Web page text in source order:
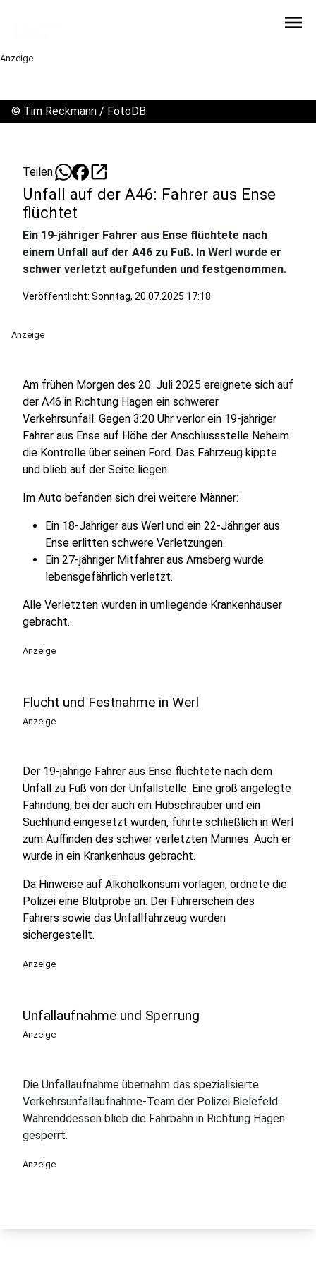
menu
Anzeige
© Tim Reckmann / FotoDB
Teilen: open_in_new
Unfall auf der A46: Fahrer aus Ense
flüchtet
Ein 19-jähriger Fahrer aus Ense flüchtete nach
einem Unfall auf der A46 zu Fuß. In Werl wurde er
schwer verletzt aufgefunden und festgenommen.
Veröffentlicht: Sonntag, 20.07.2025 17:18
Anzeige
Am frühen Morgen des 20. Juli 2025 ereignete sich auf
der A46 in Richtung Hagen ein schwerer
Verkehrsunfall. Gegen 3:20 Uhr verlor ein 19-jähriger
Fahrer aus Ense auf Höhe der Anschlussstelle Neheim
die Kontrolle über seinen Ford. Das Fahrzeug kippte
und blieb auf der Seite liegen.
Im Auto befanden sich drei weitere Männer:
Ein 18-Jähriger aus Werl und ein 22-Jähriger aus
Ense erlitten schwere Verletzungen.
Ein 27-jähriger Mitfahrer aus Arnsberg wurde
lebensgefährlich verletzt.
Alle Verletzten wurden in umliegende Krankenhäuser
gebracht.
Anzeige
Flucht und Festnahme in Werl
Anzeige
Der 19-jährige Fahrer aus Ense flüchtete nach dem
Unfall zu Fuß von der Unfallstelle. Eine groß angelegte
Fahndung, bei der auch ein Hubschrauber und ein
Suchhund eingesetzt wurden, führte schließlich in Werl
zum Auffinden des schwer verletzten Mannes. Auch er
wurde in ein Krankenhaus gebracht.
Da Hinweise auf Alkoholkonsum vorlagen, ordnete die
Polizei eine Blutprobe an. Der Führerschein des
Fahrers sowie das Unfallfahrzeug wurden
sichergestellt.
Anzeige
Unfallaufnahme und Sperrung
Anzeige
Die Unfallaufnahme übernahm das spezialisierte
Verkehrsunfallaufnahme-Team der Polizei Bielefeld.
Währenddessen blieb die Fahrbahn in Richtung Hagen
gesperrt.
Anzeige